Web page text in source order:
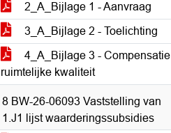
2_A_Bijlage 1 - Aanvraag
3_A_Bijlage 2 - Toelichting
4_A_Bijlage 3 - Compensatie
ruimtelijke kwaliteit
8 BW-26-06093 Vaststelling van
1.J1 lijst waarderingssubsidies